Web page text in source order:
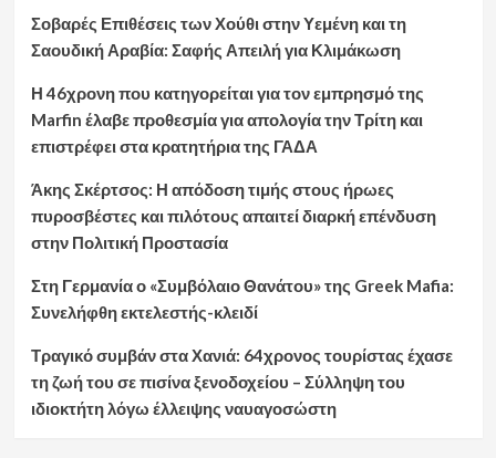
Σοβαρές Επιθέσεις των Χούθι στην Υεμένη και τη
Σαουδική Αραβία: Σαφής Απειλή για Κλιμάκωση
Η 46χρονη που κατηγορείται για τον εμπρησμό της
Marfin έλαβε προθεσμία για απολογία την Τρίτη και
επιστρέφει στα κρατητήρια της ΓΑΔΑ
Άκης Σκέρτσος: Η απόδοση τιμής στους ήρωες
πυροσβέστες και πιλότους απαιτεί διαρκή επένδυση
στην Πολιτική Προστασία
Στη Γερμανία ο «Συμβόλαιο Θανάτου» της Greek Mafia:
Συνελήφθη εκτελεστής-κλειδί
Τραγικό συμβάν στα Χανιά: 64χρονος τουρίστας έχασε
τη ζωή του σε πισίνα ξενοδοχείου – Σύλληψη του
ιδιοκτήτη λόγω έλλειψης ναυαγοσώστη